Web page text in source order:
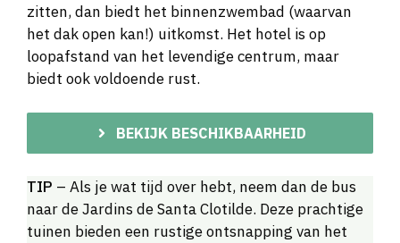
zitten, dan biedt het binnenzwembad (waarvan
het dak open kan!) uitkomst. Het hotel is op
loopafstand van het levendige centrum, maar
biedt ook voldoende rust.
BEKIJK BESCHIKBAARHEID
TIP – Als je wat tijd over hebt, neem dan de bus
naar de Jardins de Santa Clotilde. Deze prachtige
tuinen bieden een rustige ontsnapping van het